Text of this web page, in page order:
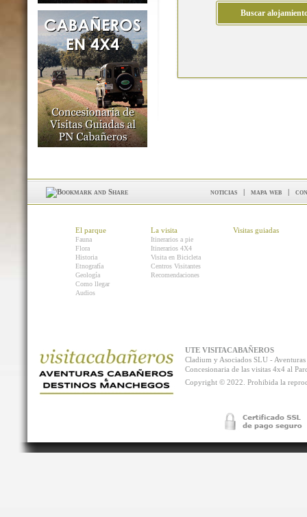
noticias | mapa web |
El parque
Fauna
Flora
Historia
Etnografía
Geología
Como llegar
Audios
La visita
Itinerarios a pie
Itinerarios 4X4
Visita en Bicicleta
Centros Visitantes
Recomendaciones
Visitas guiadas
UTE VISITACABAÑEROS
Cladium y Asociados SLU -
Concesionaria de las visitas 4x4 al
Copyright © 2022. Prohibida la